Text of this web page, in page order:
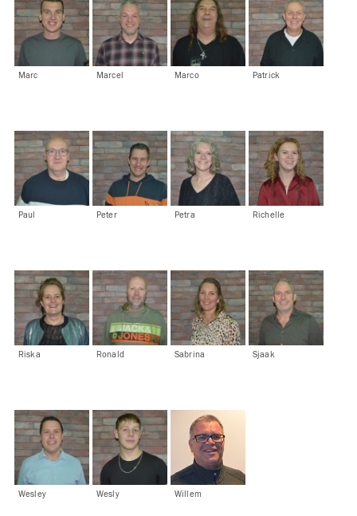
Marc Marcel Marco Patrick
Paul Peter Petra Richelle
Riska Ronald Sabrina Sjaak
Wesley Wesly Willem